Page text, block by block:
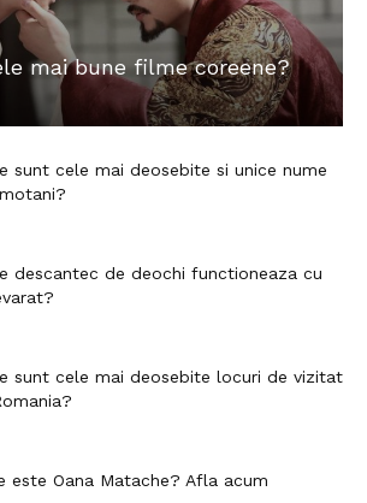
mai bune filme coreene?
sunt cele mai deosebite si unice nume
descantec de deochi functioneaza cu
sunt cele mai deosebite locuri de vizitat
este Oana Matache? Afla acum